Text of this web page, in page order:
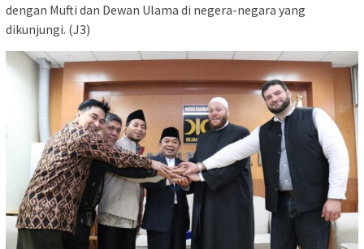
dengan Mufti dan Dewan Ulama di negera-negara yang
dikunjungi. (J3)